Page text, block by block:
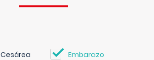
Cesárea Embarazo